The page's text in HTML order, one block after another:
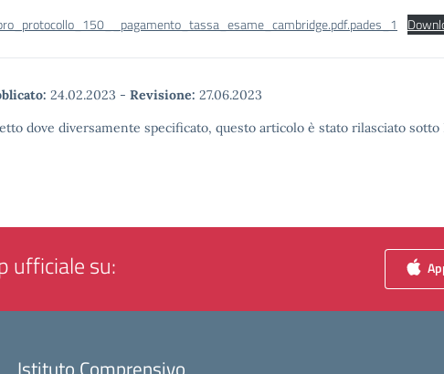
24.02.2023 - Revisione: 27.06.2023
dove diversamente specificato, questo articolo è stato rilasciato
ufficiale su: